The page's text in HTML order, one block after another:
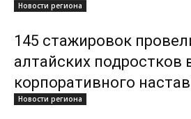
Новости региона
145 стажировок
алтайских подростков
корпоративного
Новости региона